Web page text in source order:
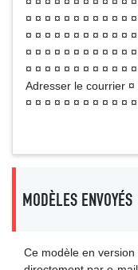
¤ ¤ ¤ ¤ ¤ ¤ ¤ ¤ ¤ ¤ ¤
¤ ¤ ¤ ¤ ¤ ¤ ¤ ¤ ¤ ¤ ¤
¤ ¤ ¤ ¤ ¤ ¤ ¤ ¤ ¤ ¤ ¤
¤ ¤ ¤ ¤ ¤ ¤ ¤ ¤ ¤ ¤ ¤
Adresser le courrier
¤ ¤ ¤ ¤ ¤ ¤ ¤ ¤ ¤ ¤ ¤ ¤
MODÈLES ENVOYÉS
Ce modèle en